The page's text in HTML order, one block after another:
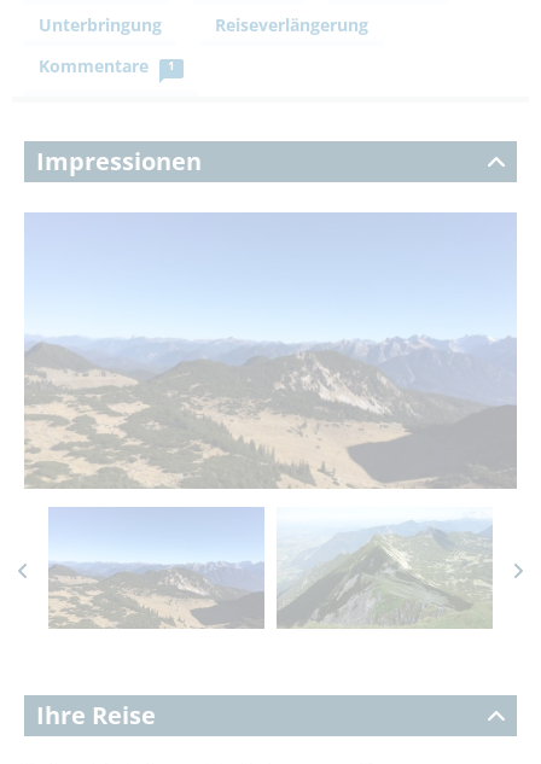
Unterbringung
Reiseverlängerung
Kommentare
1
Impressionen
Ihre Reise